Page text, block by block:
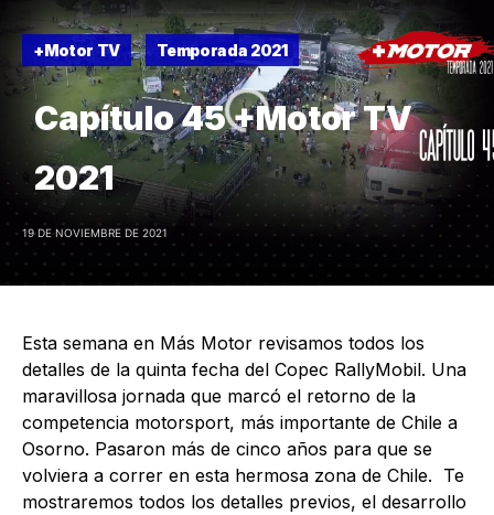
+Motor TV Temporada 2021
Capítulo 45 +Motor TV
2021
19 DE NOVIEMBRE DE 2021
Esta semana en Más Motor revisamos todos los
detalles de la quinta fecha del Copec RallyMobil. Una
maravillosa jornada que marcó el retorno de la
competencia motorsport, más importante de Chile a
Osorno. Pasaron más de cinco años para que se
volviera a correr en esta hermosa zona de Chile. Te
mostraremos todos los detalles previos, el desarrollo